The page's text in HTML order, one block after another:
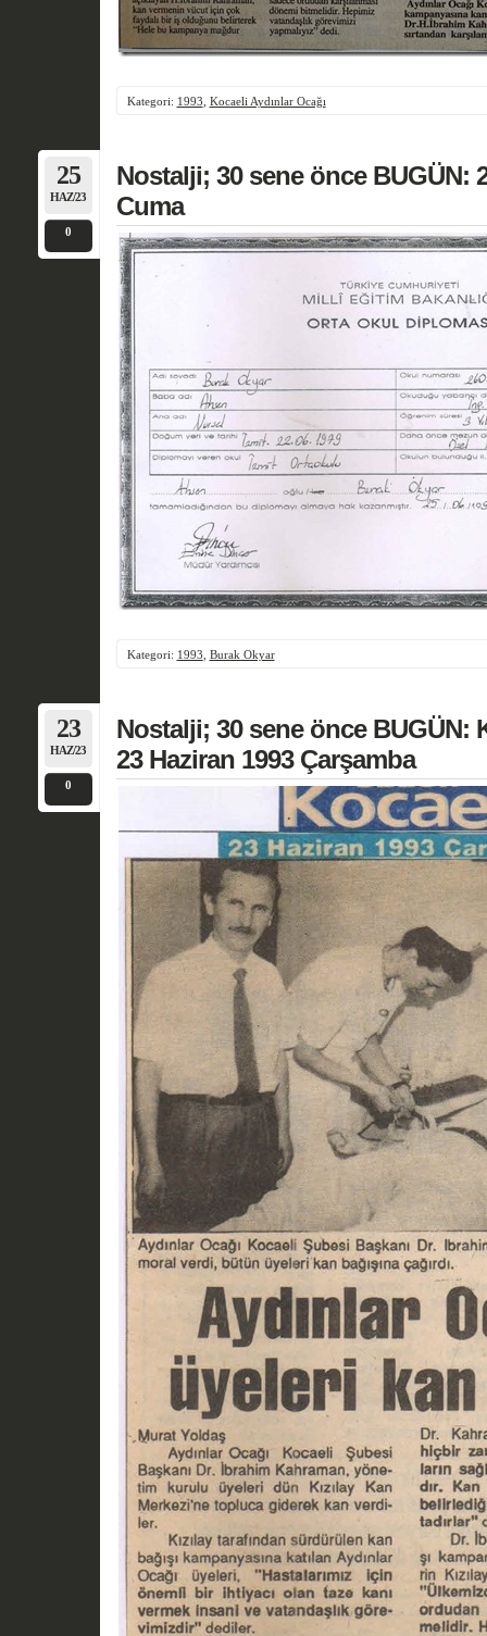
Kategori: 1993 Kocaeli Aydınlar Ocağı
25
HAZ/23
0
Nostalji; 30 sene önce BUGÜN:
Cuma
Kategori: 1993 Burak Okyar
23
HAZ/23
0
Nostalji; 30 sene önce BUGÜN:
23 Haziran 1993 Çarşamba